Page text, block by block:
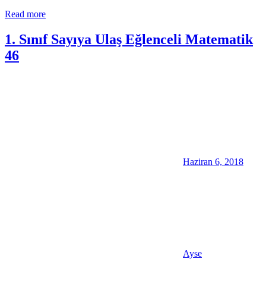
Read more
1. Sınıf Sayıya Ulaş Eğlenceli Matematik
46
Haziran 6, 2018
Ayse